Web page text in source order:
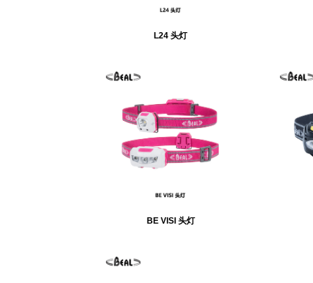
L24 头灯
BE VISI 头灯